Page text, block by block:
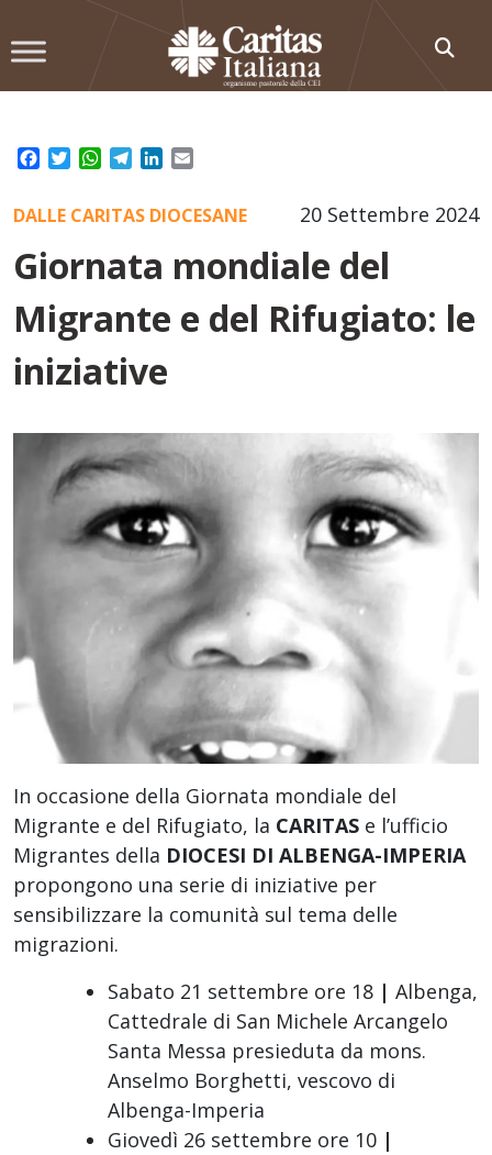
to
Facebook
TwitterWhatsApp
TelegramLinkedIn
20 Settembre 2024
DALLE CARITAS DIOCESANE
Giornata mondiale del
Migrante e del Rifugiato: le
iniziative
In occasione della Giornata mondiale del
Migrante e del Rifugiato, la CARITAS e l’ufficio
Migrantes della DIOCESI DI ALBENGA-IMPERIA
propongono una serie di iniziative per
sensibilizzare la comunità sul tema delle
migrazioni.
Sabato 21 settembre ore 18 | Albenga,
Cattedrale di San Michele Arcangelo
Santa Messa presieduta da mons.
Anselmo Borghetti, vescovo di
Albenga-Imperia
Giovedì 26 settembre ore 10 |